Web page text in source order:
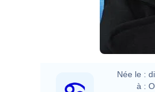
Née le :
à :